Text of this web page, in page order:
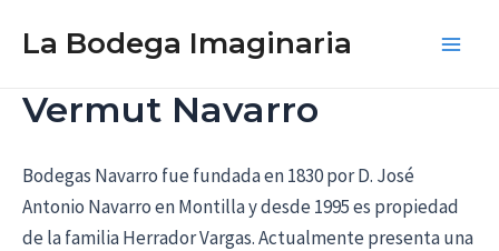
La Bodega Imaginaria
Vermut Navarro
Bodegas Navarro fue fundada en 1830 por D. José
Antonio Navarro en Montilla y desde 1995 es propiedad
de la familia Herrador Vargas. Actualmente presenta una